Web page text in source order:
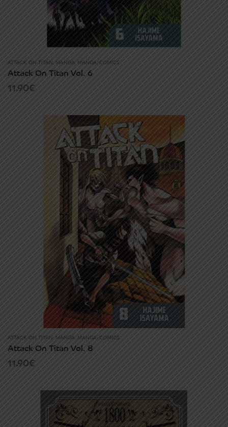
ATTACK ON TITAN , MANGA MANGA/COMICS
Attack On Titan Vol. 6
11.90€
ATTACK ON TITAN , MANGA MANGA/COMICS
Attack On Titan Vol. 8
11.90€